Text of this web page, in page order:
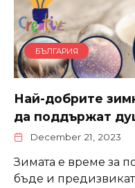
БЪЛГАРИЯ
Най-добрите
да поддържат
December 21, 2023
Зимата е време за
бъде и